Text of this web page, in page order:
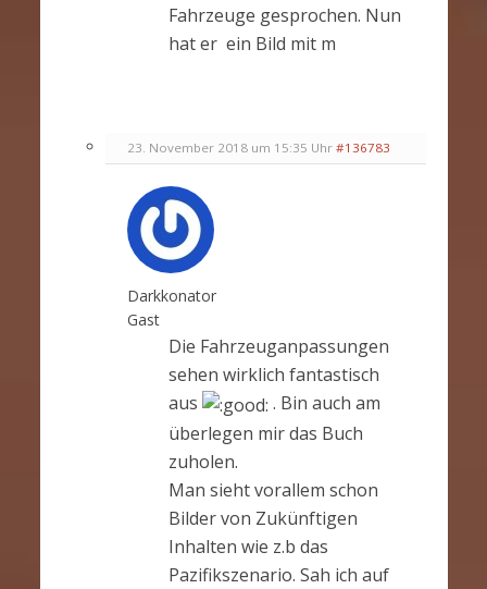
Fahrzeuge gesprochen. Nun
hat er ein Bild mit m
23. November 2018 um 15:35 Uhr #136783
Darkkonator
Gast
Die Fahrzeuganpassungen
sehen wirklich fantastisch
aus
. Bin auch am
überlegen mir das Buch
zuholen.
Man sieht vorallem schon
Bilder von Zukünftigen
Inhalten wie z.b das
Pazifikszenario. Sah ich auf